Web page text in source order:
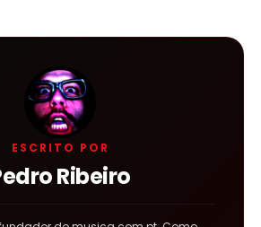
ESCRITO POR
Ribeiro